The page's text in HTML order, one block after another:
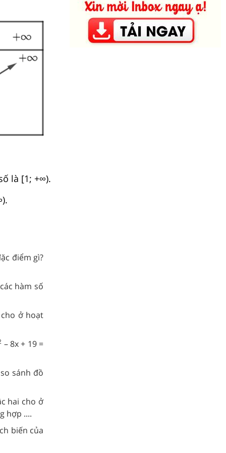
là [1; +∞).
điểm gì?
hàm số
ở hoạt
– 8x + 19 =
sánh đồ
hai cho ở
hợp ....
biến của